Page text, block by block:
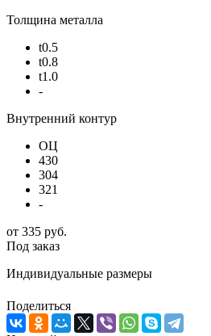
Толщина металла
t0.5
t0.8
t1.0
-
Внутренний контур
ОЦ
430
304
321
-
от 335 руб.
Под заказ
Индивидуальные размеры
Поделиться